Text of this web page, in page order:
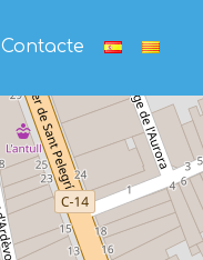
Contacte